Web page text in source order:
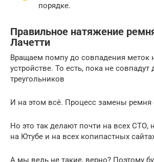
порядке.
Правильное натяжение
Лачетти
Вращаем помпу до совпадения меток
устройстве. То есть, пока не
треугольников
И на этом всё. Процесс замены ремня
Но это так делают почти на всех СТО,
на Ютубе и на всех копипастных
А мы ведь не такие, верно? Поэтому